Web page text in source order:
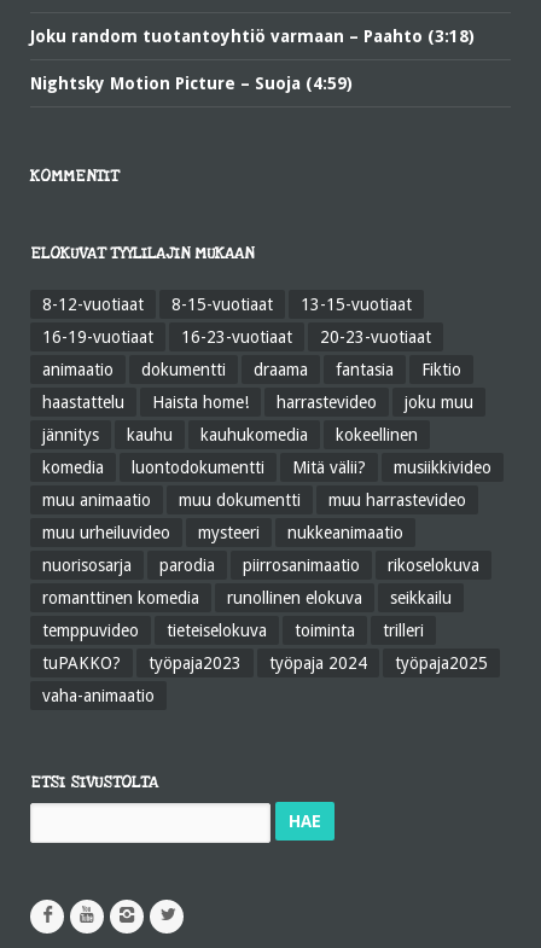
Joku random tuotantoyhtiö varmaan – Paahto (3:18)
Nightsky Motion Picture – Suoja (4:59)
KOMMENTIT
ELOKUVAT TYYLILAJIN MUKAAN
8-12-vuotiaat 8-15-vuotiaat
13-15-vuotiaat
16-19-vuotiaat
16-23-vuotiaat
20-23-vuotiaat
animaatio
dokumentti draama fantasia
Fiktio
haastattelu
Haista home! harrastevideo
joku muu
jännitys
kauhu kauhukomedia
kokeellinen
komedia
luontodokumentti Mitä välii?
musiikkivideo
muu animaatio
muu dokumentti
muu harrastevideo
muu urheiluvideo
mysteeri
nukkeanimaatio
nuorisosarja
parodia piirrosanimaatio
rikoselokuva
romanttinen komedia
runollinen elokuva
seikkailu
temppuvideo
tieteiselokuva toiminta
trilleri
tuPAKKO?
työpaja2023 työpaja 2024
työpaja2025
vaha-animaatio
ETSI SIVUSTOLTA